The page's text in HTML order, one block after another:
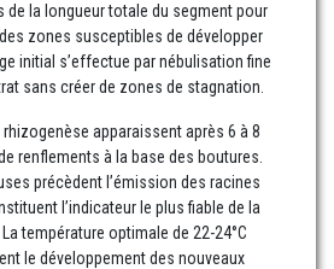
de la longueur totale du segment pour
zones susceptibles de développer
initial s’effectue par nébulisation fine
sans créer de zones de stagnation.
apparaissent après 6 à 8
renflements à la base des boutures.
précèdent l’émission des racines
l’indicateur le plus fiable de la
température optimale de 22-24°C
le développement des nouveaux